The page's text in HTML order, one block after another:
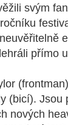
svým
přímo
(bicí). Jsou
nových